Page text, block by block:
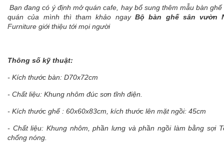
Bạn đang có ý định mở quán cafe, hay bổ sung thêm mẫu bàn
quán của mình thì tham khảo ngay Bộ bàn ghế sân vườn
Furniture giới thiệu tới mọi người
Thông số kỹ thuật:
- Kích thước bàn: D70x72cm
- Chất liệu: Khung nhôm đúc sơn tĩnh điện.
- Kích thước ghế : 60x60x83cm, kích thước lên mặt ngồi: 45cm
- Chất liệu: Khung nhôm, phần lưng và phần ngồi làm bằng sợi
chống nóng.